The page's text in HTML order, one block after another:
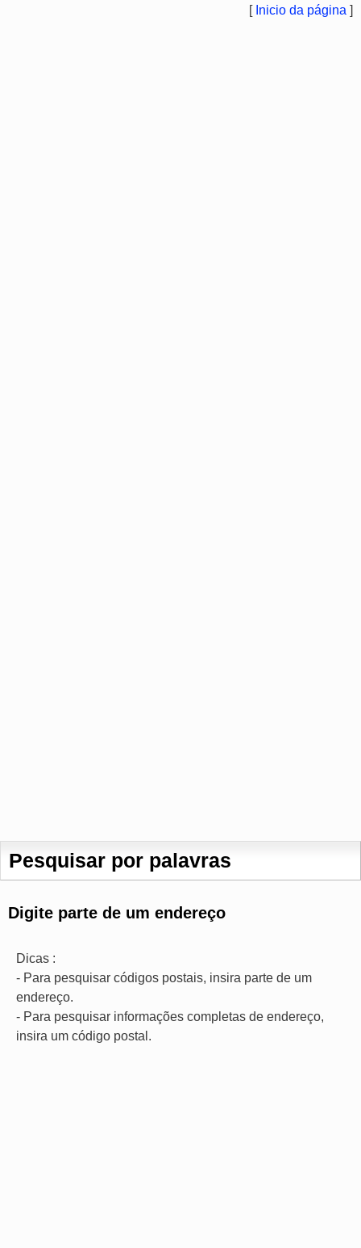
[ Inicio da página ]
Pesquisar por palavras
Digite parte de um endereço
Dicas :
- Para pesquisar códigos postais, insira parte de um
endereço.
- Para pesquisar informações completas de endereço,
insira um código postal.